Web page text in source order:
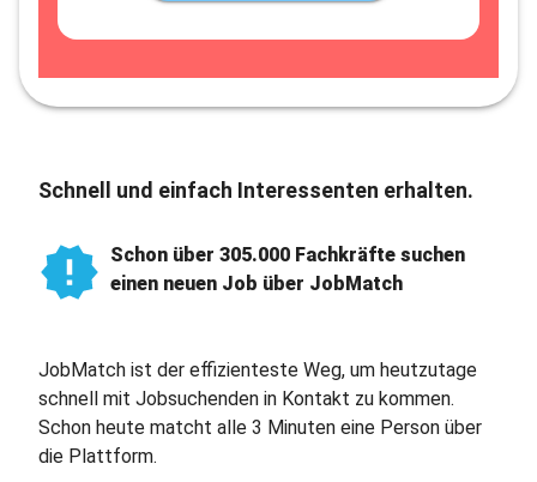
Schnell und einfach Interessenten erhalten.
Schon über 305.000 Fachkräfte suchen
einen neuen Job über JobMatch
JobMatch ist der effizienteste Weg, um heutzutage
schnell mit Jobsuchenden in Kontakt zu kommen.
Schon heute matcht alle 3 Minuten eine Person über
die Plattform.